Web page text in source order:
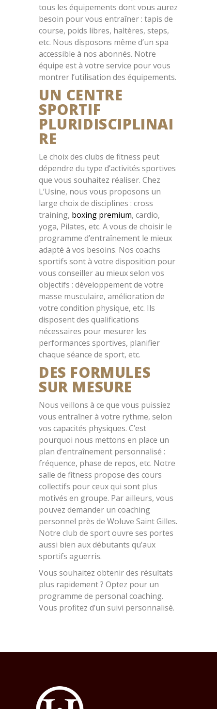
tous les équipements dont vous aurez
besoin pour vous entraîner : tapis de
course, poids libres, haltères, steps,
etc. Nous disposons même d’un spa
accessible à nos abonnés. Notre
équipe est à votre service pour vous
montrer l’utilisation des équipements.
UN CENTRE
SPORTIF
PLURIDISCIPLINAI
RE
Le choix des clubs de fitness peut
dépendre du type d’activités sportives
que vous souhaitez réaliser. Chez
L’Usine, nous vous proposons un
large choix de disciplines : cross
training, boxing premium, cardio,
yoga, Pilates, etc. A vous de choisir le
programme d’entraînement le mieux
adapté à vos besoins. Nos coachs
sportifs sont à votre disposition pour
vous conseiller au mieux selon vos
objectifs : développement de votre
masse musculaire, amélioration de
votre condition physique, etc. Ils
disposent des qualifications
nécessaires pour mesurer les
performances sportives, planifier
chaque séance de sport, etc.
DES FORMULES
SUR MESURE
Nous veillons à ce que vous puissiez
vous entraîner à votre rythme, selon
vos capacités physiques. C’est
pourquoi nous mettons en place un
plan d’entraînement personnalisé :
fréquence, phase de repos, etc. Notre
salle de fitness propose des cours
collectifs pour ceux qui sont plus
motivés en groupe. Par ailleurs, vous
pouvez demander un coaching
personnel près de Woluve Saint Gilles.
Notre club de sport ouvre ses portes
aussi bien aux débutants qu’aux
sportifs aguerris.
Vous souhaitez obtenir des résultats
plus rapidement ? Optez pour un
programme de personal coaching.
Vous profitez d’un suivi personnalisé.